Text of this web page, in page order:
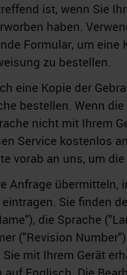
ist, wenn Sie
haben.
Formular, um eine
zu bestellen.
eine Kopie der
bestellen. Wenn
nicht mit Ihrem
Service kostenlos
vorab an uns, um
Anfrage übermitteln,
Sie finden
die Sprache
("Revision
mit Ihrem Gerät